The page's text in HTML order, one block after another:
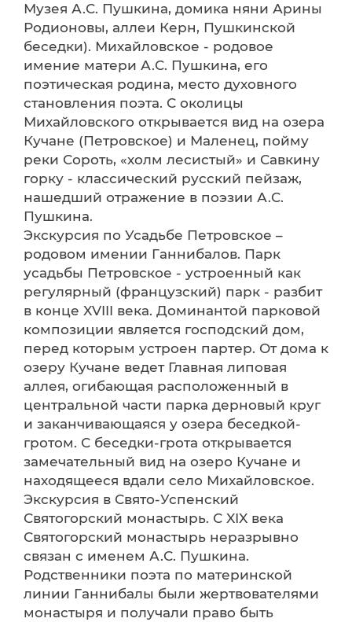
Музея А.С. Пушкина, домика няни Арины
Родионовы, аллеи Керн, Пушкинской
беседки). Михайловское - родовое
имение матери А.С. Пушкина, его
поэтическая родина, место духовного
становления поэта. С околицы
Михайловского открывается вид на озера
Кучане (Петровское) и Маленец, пойму
реки Сороть, «холм лесистый» и Савкину
горку - классический русский пейзаж,
нашедший отражение в поэзии А.С.
Пушкина.
Экскурсия по Усадьбе Петровское –
родовом имении Ганнибалов. Парк
усадьбы Петровское - устроенный как
регулярный (французский) парк - разбит
в конце XVIII века. Доминантой парковой
композиции является господский дом,
перед которым устроен партер. От дома к
озеру Кучане ведет Главная липовая
аллея, огибающая расположенный в
центральной части парка дерновый круг
и заканчивающаяся у озера беседкой-
гротом. С беседки-грота открывается
замечательный вид на озеро Кучане и
находящееся вдали село Михайловское.
Экскурсия в Свято-Успенский
Святогорский монастырь. С XIX века
Святогорский монастырь неразрывно
связан с именем А.С. Пушкина.
Родственники поэта по материнской
линии Ганнибалы были жертвователями
монастыря и получали право быть